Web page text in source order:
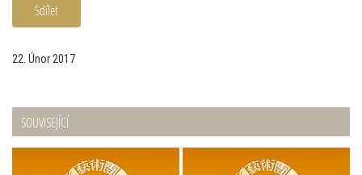
Sdílet
22. Únor 2017
SOUVISEJÍCÍ